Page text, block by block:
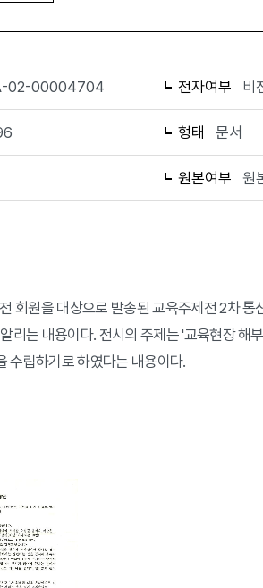
02-00004704 전자여부 비
형태 문서
원본여부 원
회원을 대상으로 발송된 교육주제전 2차
리는 내용이다. 전시의 주제는 '교육현장 해
수립하기로 하였다는 내용이다.